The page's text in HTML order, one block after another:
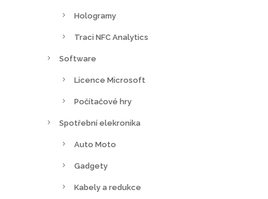
Hologramy
Traci NFC Analytics
Software
Licence Microsoft
Počítačové hry
Spotřební elekronika
Auto Moto
Gadgety
Kabely a redukce